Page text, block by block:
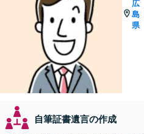
広
島
県
自筆証書遺言の作成